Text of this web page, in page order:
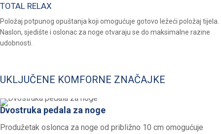
TOTAL RELAX
Položaj potpunog opuštanja koji omogućuje gotovo ležeći položaj tijela.
Naslon, sjedište i oslonac za noge otvaraju se do maksimalne razine
udobnosti.
UKLJUČENE KOMFORNE ZNAČAJKE
Dvostruka pedala za noge
Produžetak oslonca za noge od približno 10 cm omogućuje